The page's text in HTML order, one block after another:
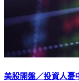
美股開盤／投資人憂